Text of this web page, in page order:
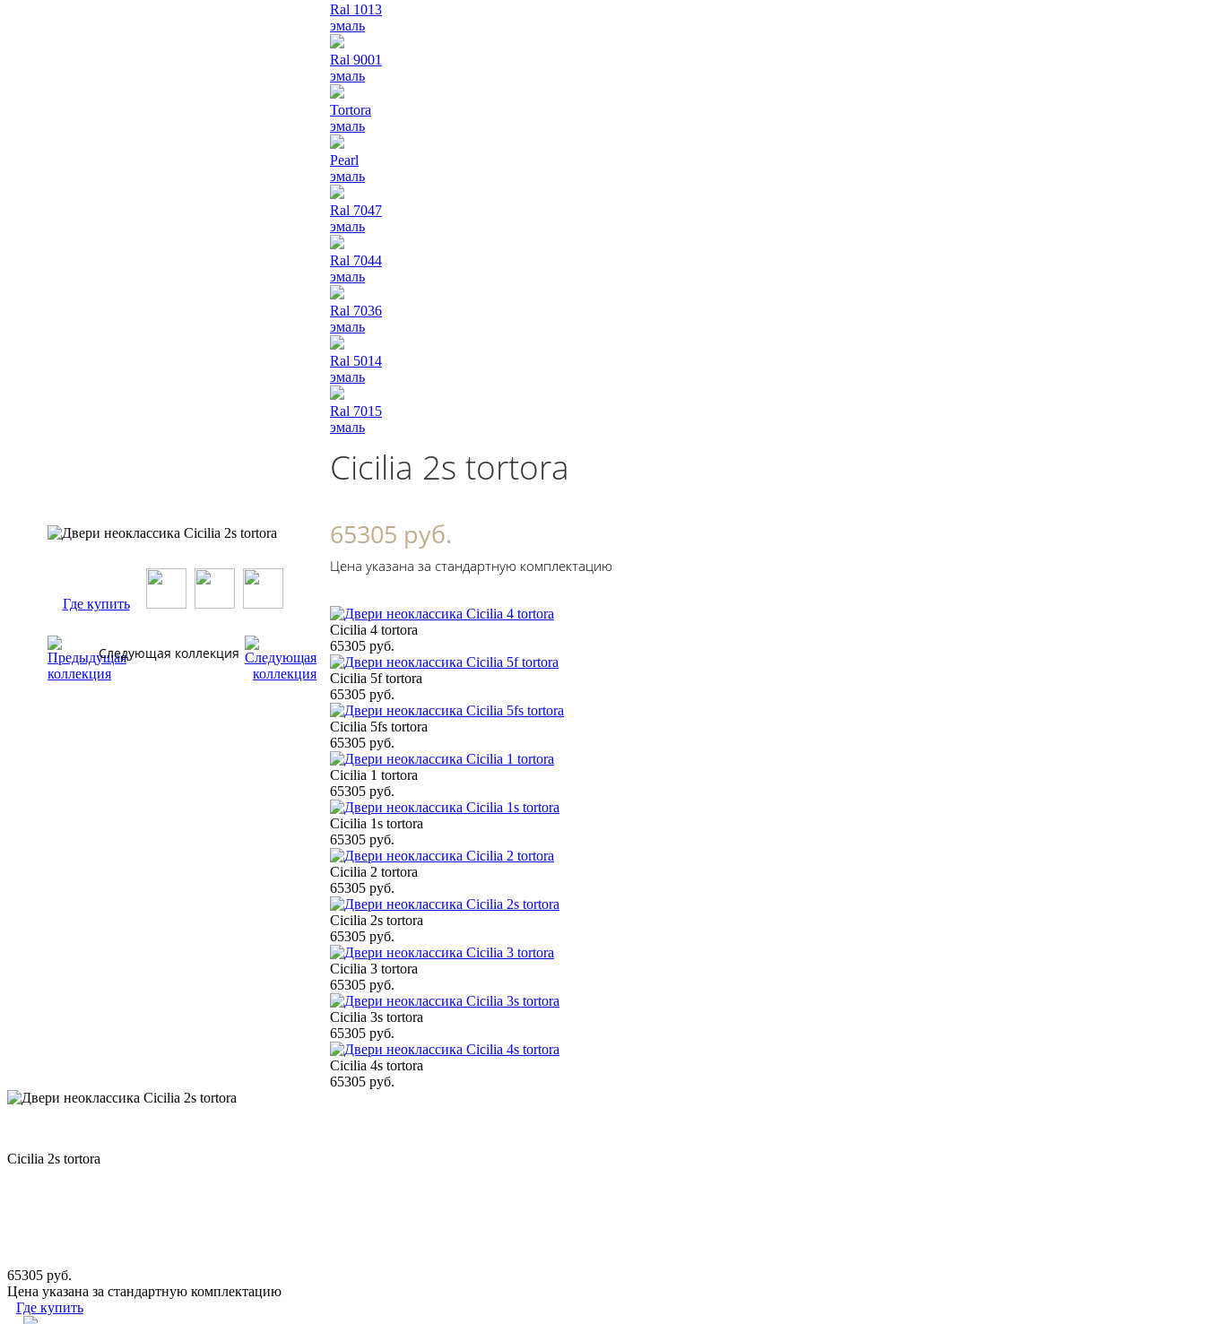
Где купить
Следующая коллекция
Ral 1013
эмаль
Ral 9001
эмаль
Tortora
эмаль
Pearl
эмаль
Ral 7047
эмаль
Ral 7044
эмаль
Ral 7036
эмаль
Ral 5014
эмаль
Ral 7015
эмаль
Cicilia 2s tortora
65305 руб.
Цена указана за стандартную комплектацию
Cicilia 4 tortora
65305 руб.
Cicilia 5f tortora
65305 руб.
Cicilia 5fs tortora
65305 руб.
Cicilia 1 tortora
65305 руб.
Cicilia 1s tortora
65305 руб.
Cicilia 2 tortora
65305 руб.
Cicilia 2s tortora
65305 руб.
Cicilia 3 tortora
65305 руб.
Cicilia 3s tortora
65305 руб.
Cicilia 4s tortora
65305 руб.
Cicilia 2s tortora
65305 руб.
Цена указана за стандартную комплектацию
Где купить